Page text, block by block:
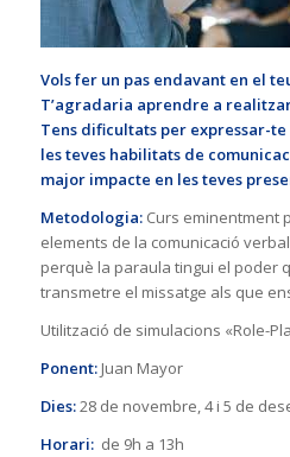
Vols fer un pas endavant en el
T’agradaria aprendre a
Tens dificultats per expressar-
les teves habilitats de
major impacte en les teves
Metodologia: Curs eminentment
elements de la comunicació
perquè la paraula tingui el poder
transmetre el missatge als que
Utilització de simulacions «Role-
Ponent:Juan Mayor
Dies:28 de novembre, 4 i 5 de
Horari: de 9h a 13h